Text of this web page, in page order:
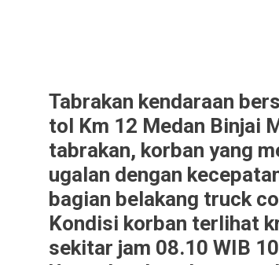
Tabrakan kendaraan
tol Km 12 Medan Binjai
tabrakan, korban yang
ugalan dengan
bagian belakang truck
Kondisi korban terlihat
sekitar jam 08.10 WIB